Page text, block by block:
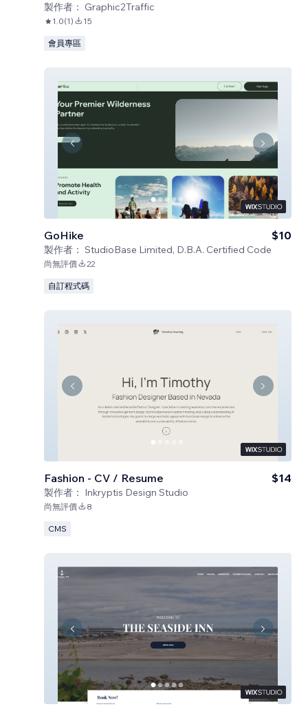
製作者： Graphic2Traffic
1.0(1) 15
會員專區
GoHike
製作者： StudioBase Limited, D.B.A. Certified Code
$10
尚無評價 22
自訂程式碼
Fashion - CV / Resume
製作者： Inkryptis Design Studio
$14
尚無評價 8
CMS